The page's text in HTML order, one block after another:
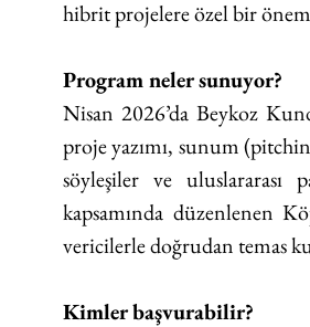
hibrit projelere özel bir
Program neler sunuyor?
Nisan 2026’da Beykoz
proje yazımı, sunum
söyleşiler ve uluslararası
kapsamında düzenlenen
vericilerle doğrudan temas
Kimler başvurabilir?